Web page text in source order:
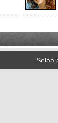
Selaa